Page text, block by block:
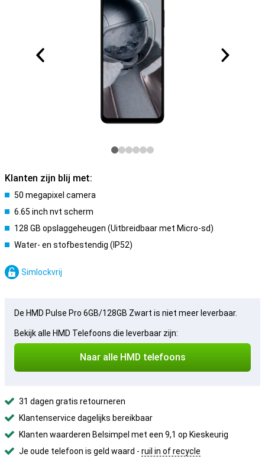
Klanten zijn blij met:
50 megapixel camera
6.65 inch nvt scherm
128 GB opslaggeheugen (Uitbreidbaar met Micro-sd)
Water- en stofbestendig (IP52)
Simlockvrij
De HMD Pulse Pro 6GB/128GB Zwart is niet meer leverbaar.
Bekijk alle HMD Telefoons die leverbaar zijn:
Naar alle HMD telefoons
31 dagen gratis retourneren
Klantenservice dagelijks bereikbaar
Klanten waarderen Belsimpel met een 9,1 op Kieskeurig
Je oude telefoon is geld waard - ruil in of recycle